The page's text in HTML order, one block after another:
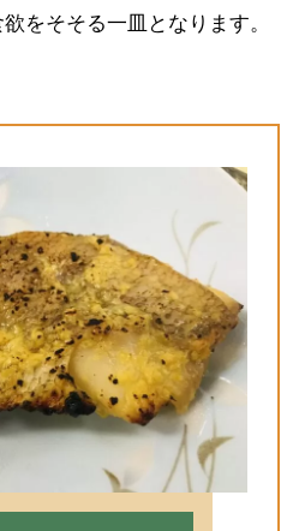
をそそる一皿となります。